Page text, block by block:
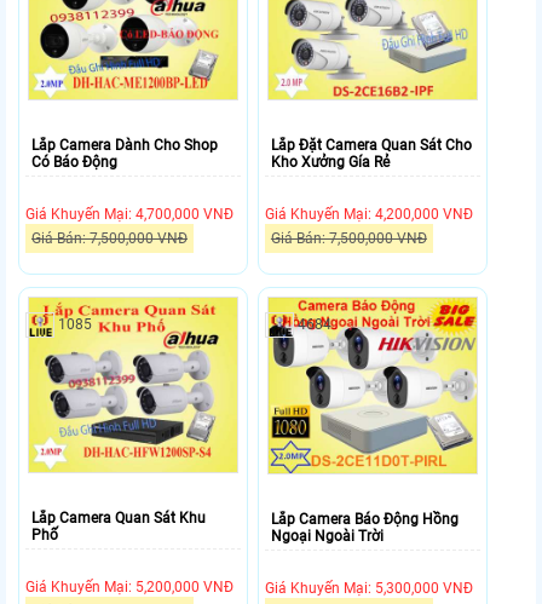
Lắp Camera Dành Cho Shop
Có Báo Động
Giá Khuyến Mại: 4,700,000 VNĐ
Giá Bán: 7,500,000 VNĐ
Lắp Đặt Camera Quan Sát Cho
Kho Xưởng Gía Rẻ
Giá Khuyến Mại: 4,200,000 VNĐ
Giá Bán: 7,500,000 VNĐ
Lắp Camera Quan Sát Khu
Phố
Giá Khuyến Mại: 5,200,000 VNĐ
1085
Lắp Camera Báo Động Hồng
Ngoại Ngoài Trời
Giá Khuyến Mại: 5,300,000 VNĐ
4684